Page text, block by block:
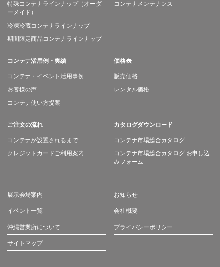
特殊コンテナラインナップ（オーダ
ーメイド）
冷凍冷蔵コンテナラインナップ
期間限定商品コンテナラインナップ
コンテナメンテナンス
コンテナ活用例・実績
コンテナ・イベント活用事例
お客様の声
コンテナ使い方提案
価格表
販売価格
レンタル価格
ご注文の流れ
コンテナが設置されるまで
クレジットカードご利用案内
カタログダウンロード
コンテナ市場総合カタログ
コンテナ市場総合カタログ お申し込
みフォーム
展示会場案内 お知らせ
イベント一覧 会社概要
沖縄営業所について プライバシーポリシー
サイトマップ